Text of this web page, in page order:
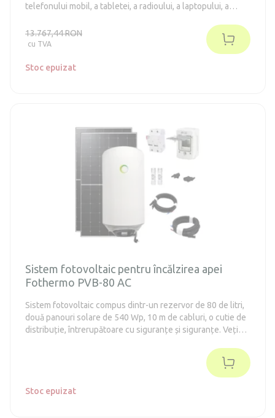
telefonului mobil, a tabletei, a radioului, a laptopului, a
la 130 de litri (conform vechiului standard A++), a unei
pompei mai mici. Sistemul nu necesită întreținere.
13.767,44 RON
cu TVA
Stoc epuizat
Sistem fotovoltaic pentru încălzirea apei
Fothermo PVB-80 AC
Sistem fotovoltaic compus dintr-un rezervor de 80 de litri,
două panouri solare de 540 Wp, 10 m de cabluri, o cutie de
distribuție, întrerupătoare cu siguranțe și siguranțe. Veți
conectarea și punerea în funcțiune a sistemului de încălzire
Stoc epuizat